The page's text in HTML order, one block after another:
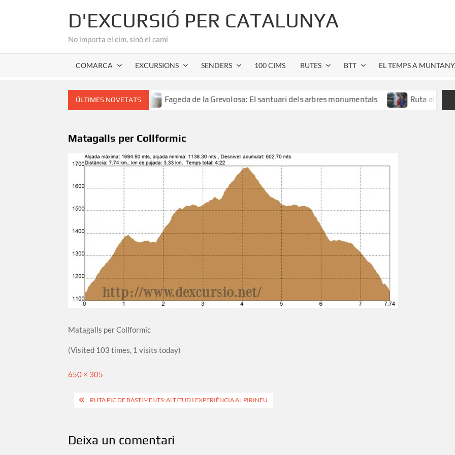
D'EXCURSIÓ PER CATALUNYA
No importa el cim, sinó el camí
COMARCA EXCURSIONS SENDERS 100 CIMS RUTES BTT EL TEMPS A
ÚLTIMES NOVETATS
romànic de l’Alta Garrotxa Fageda de la Grevolosa: El santuari dels arbres monumentals Ruta al Salt de Sallent:
Matagalls per Collformic
Matagalls per Collformic
(Visited 103 times, 1 visits today)
Full
650 × 305
Navegació
RUTA PIC DE BASTIMENTS: ALTITUD I EXPERIÈNCIA AL PIRINEU
Deixa un comentari